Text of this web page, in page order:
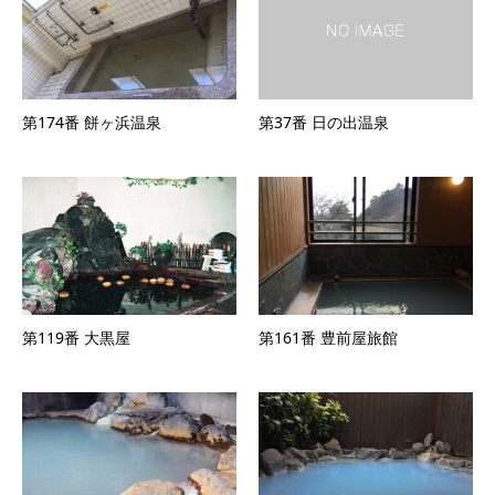
第174番 餅ヶ浜温泉 第37番 日の出温泉
第119番 大黒屋 第161番 豊前屋旅館